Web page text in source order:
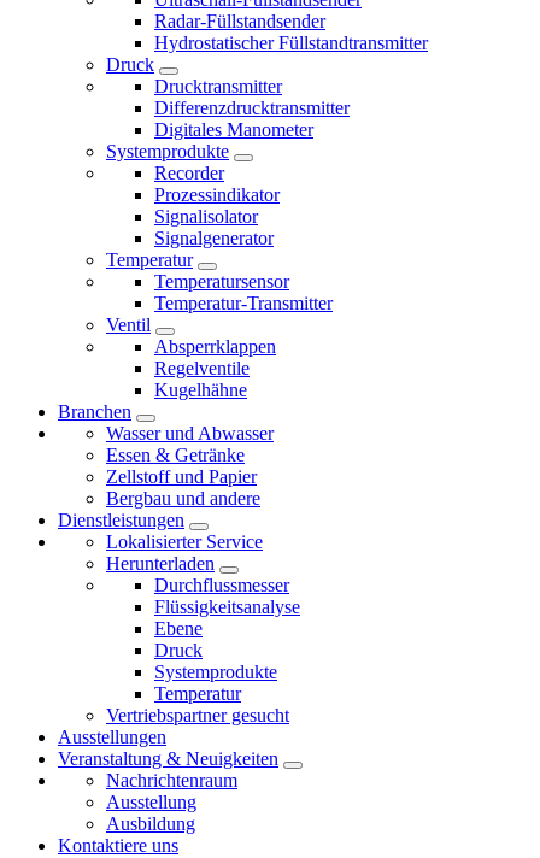
Radar-Füllstandsender
Hydrostatischer Füllstandtransmitter
Druck
Drucktransmitter
Differenzdrucktransmitter
Digitales Manometer
Systemprodukte
Recorder
Prozessindikator
Signalisolator
Signalgenerator
Temperatur
Temperatursensor
Temperatur-Transmitter
Ventil
Absperrklappen
Regelventile
Kugelhähne
Branchen
Wasser und Abwasser
Essen & Getränke
Zellstoff und Papier
Bergbau und andere
Dienstleistungen
Lokalisierter Service
Herunterladen
Durchflussmesser
Flüssigkeitsanalyse
Ebene
Druck
Systemprodukte
Temperatur
Vertriebspartner gesucht
Ausstellungen
Veranstaltung & Neuigkeiten
Nachrichtenraum
Ausstellung
Ausbildung
Kontaktiere uns